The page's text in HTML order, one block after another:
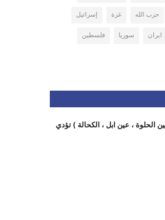
حزب الله غزة
إسرائيل
ايران سوريا
فلسطين
الحلوة ، عين ابل ، الكحالة ) تؤدي